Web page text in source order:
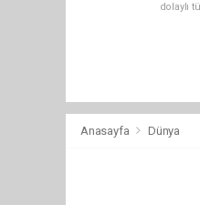
dolaylı
Anasayfa Dünya